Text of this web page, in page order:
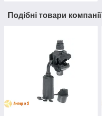
Подібні товари компанії